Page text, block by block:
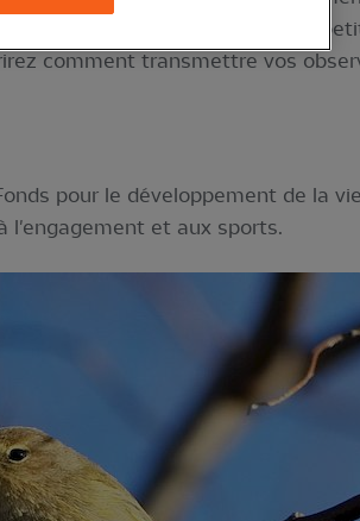
est faite pour vous! Après un
comment transmettre vos
pour le développement de la
l'engagement et aux sports.